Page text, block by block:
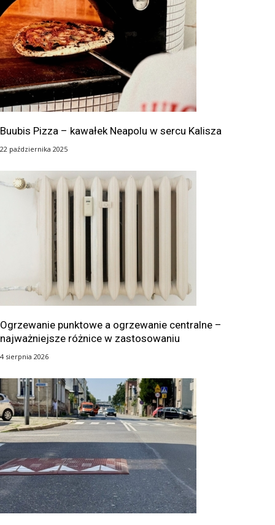
Buubis Pizza – kawałek Neapolu w sercu Kalisza
22 października 2025
Ogrzewanie punktowe a ogrzewanie centralne –
najważniejsze różnice w zastosowaniu
4 sierpnia 2026